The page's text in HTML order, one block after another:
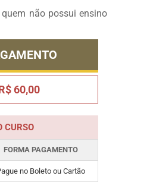
não possui ensino
60,00
CURSO
FORMA PAGAMENTO
no Boleto ou Cartão